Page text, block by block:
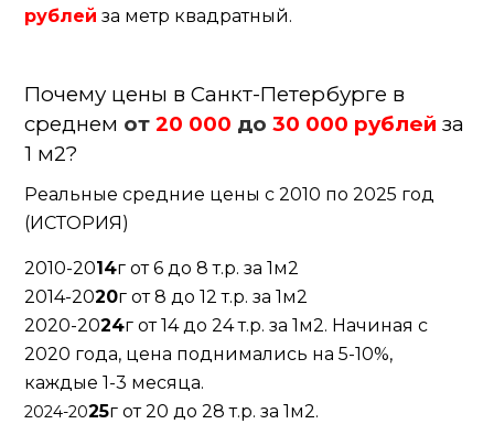
рублей за метр квадратный.
Почему цены в Санкт-Петербурге в
среднем от 20 000 до 30 000 рублей за
1 м2?
Реальные средние цены с 2010 по 2025 год
(ИСТОРИЯ)
2010-2014г от 6 до 8 т.р. за 1м2
2014-2020г от 8 до 12 т.р. за 1м2
2020-2024г от 14 до 24 т.р. за 1м2. Начиная с
2020 года, цена поднимались на 5-10%,
каждые 1-3 месяца.
2024-2025г от 20 до 28 т.р. за 1м2.